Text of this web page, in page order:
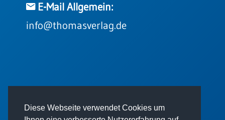
Diese Webseite verwendet Cookies um
E-Mail Allgemein:
info@thomasverlag.de